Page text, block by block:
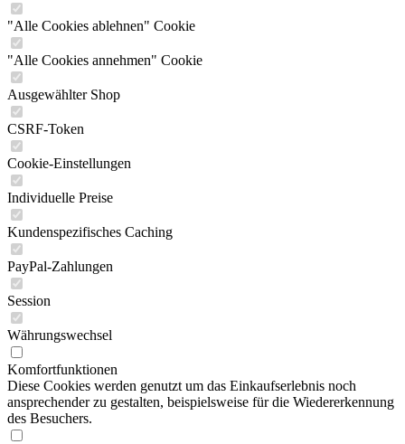
"Alle Cookies ablehnen" Cookie
"Alle Cookies annehmen" Cookie
Ausgewählter Shop
CSRF-Token
Cookie-Einstellungen
Individuelle Preise
Kundenspezifisches Caching
PayPal-Zahlungen
Session
Währungswechsel
Komfortfunktionen
Diese Cookies werden genutzt um das Einkaufserlebnis noch
ansprechender zu gestalten, beispielsweise für die Wiedererkennung
des Besuchers.